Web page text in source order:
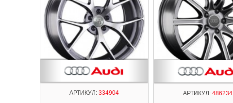
АРТИКУЛ:334904 АРТИКУЛ:486234